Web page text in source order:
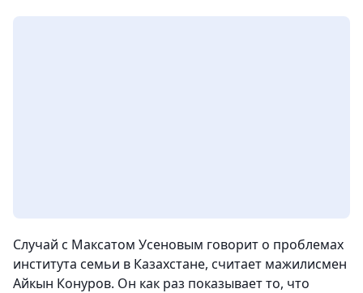
Случай с Максатом Усеновым говорит о проблемах
института семьи в Казахстане, считает мажилисмен
Айкын Конуров. Он как раз показывает то, что